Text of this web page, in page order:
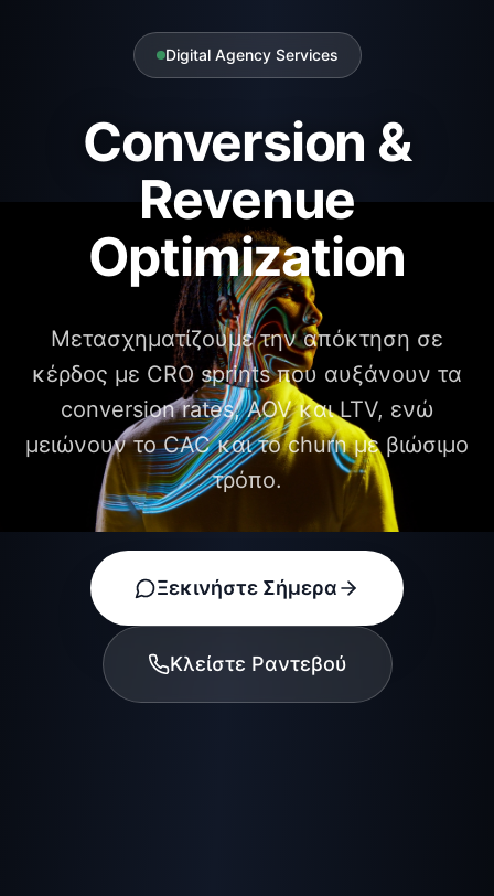
Digital Agency Services
Conversion &
Revenue
Optimization
Μετασχηματίζουμε την απόκτηση σε
κέρδος με CRO sprints που αυξάνουν τα
conversion rates, AOV και LTV, ενώ
μειώνουν το CAC και το churn με βιώσιμο
τρόπο.
Ξεκινήστε Σήμερα
Κλείστε Ραντεβού